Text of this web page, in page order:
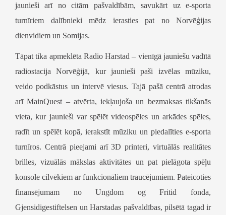
jaunieši arī no citām pašvaldībām, savukārt uz e-sporta
turnīriem dalībnieki mēdz ierasties pat no Norvēģijas
dienvidiem un Somijas.
Tāpat tika apmeklēta Radio Harstad – vienīgā jauniešu vadītā
radiostacija Norvēģijā, kur jaunieši paši izvēlas mūziku,
veido podkāstus un intervē viesus. Tajā pašā centrā atrodas
arīMainQuest – atvērta, iekļaujoša un bezmaksas tikšanās
vieta, kur jaunieši var spēlēt videospēles un arkādes spēles,
radīt un spēlēt kopā, ierakstīt mūziku un piedalīties e-sporta
turnīros. Centrā pieejami arī 3D printeri, virtuālās realitātes
brilles, vizuālās mākslas aktivitātes un pat pielāgota spēļu
konsole cilvēkiem ar funkcionāliem traucējumiem. Pateicoties
finansējumam noUngdom og Fritid fonda,
Gjensidigestiftelsen un Harstadas pašvaldības, pilsētā tagad ir